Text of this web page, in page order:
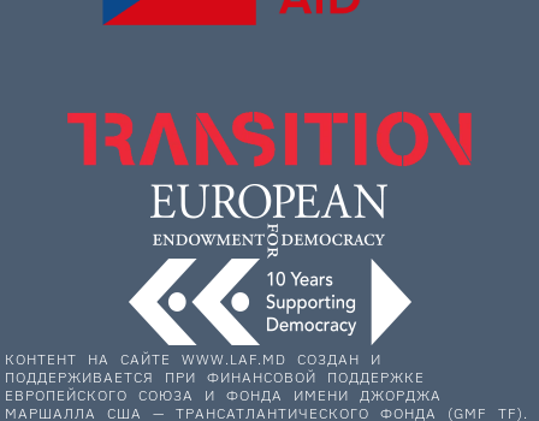
КОНТЕНТ НА САЙТЕ WWW.LAF.MD СОЗДАН И
ПОДДЕРЖИВАЕТСЯ ПРИ ФИНАНСОВОЙ ПОДДЕРЖКЕ
ЕВРОПЕЙСКОГО СОЮЗА И ФОНДА ИМЕНИ ДЖОРДЖА
МАРШАЛЛА США — ТРАНСАТЛАНТИЧЕСКОГО ФОНДА (GMF TF).